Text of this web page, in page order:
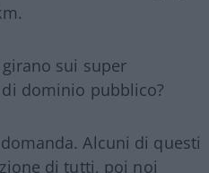
sui super
dominio pubblico?
Alcuni di questi
di tutti, poi noi